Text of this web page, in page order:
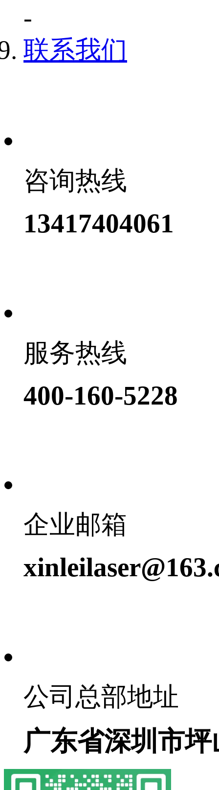
-
联系我们
咨询热线
13417404061
服务热线
400-160-5228
企业邮箱
公司总部地址
广东省深圳市